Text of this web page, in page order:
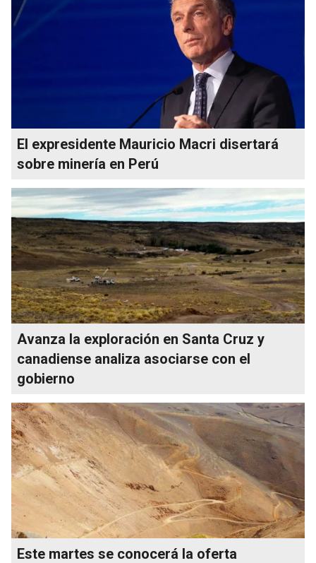
El expresidente Mauricio Macri disertará
sobre minería en Perú
Avanza la exploración en Santa Cruz y
canadiense analiza asociarse con el
gobierno
Este martes se conocerá la oferta